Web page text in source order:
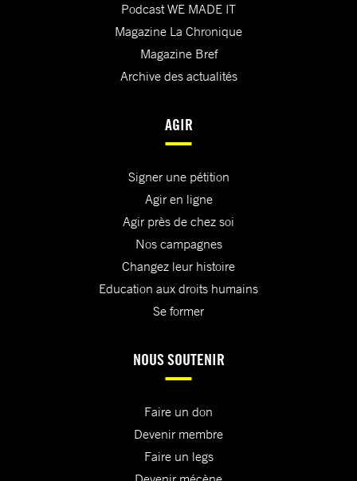
Podcast WE MADE IT
Magazine La Chronique
Magazine Bref
Archive des actualités
AGIR
Signer une pétition
Agir en ligne
Agir près de chez soi
Nos campagnes
Changez leur histoire
Education aux droits humains
Se former
NOUS SOUTENIR
Faire un don
Devenir membre
Faire un legs